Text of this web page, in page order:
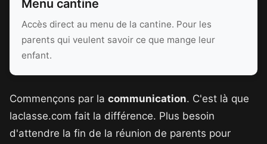
Menu cantine
Accès direct au menu de la cantine. Pour les
parents qui veulent savoir ce que mange leur
enfant.
Commençons par la communication. C'est là que
laclasse.com fait la différence. Plus besoin
d'attendre la fin de la réunion de parents pour